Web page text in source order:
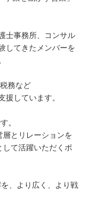
士事務所、コンサル
してきたメンバーを
務など
援しています。
。
とリレーションを
して活躍いただくポ
、より広く、より戦